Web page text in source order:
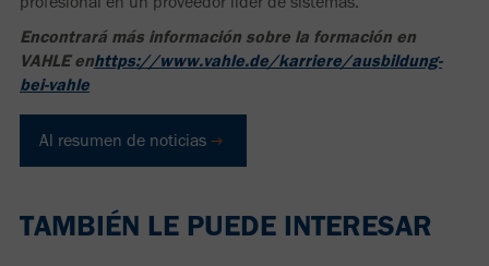
Encontrará más información sobre la formación en
VAHLE enhttps://www.vahle.de/karriere/ausbildung-
bei-vahle
Al resumen de noticias
TAMBIÉN LE PUEDE INTERESAR